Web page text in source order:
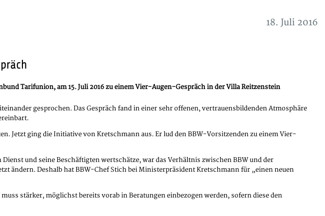
18. Juli 2016
Tarifunion, am 15. Juli 2016 zu einem Vier-Augen-Gespräch in der Villa Reitzenstein
gesprochen. Das Gespräch fand in einer sehr offenen, vertrauensbildenden Atmosphäre
Jetzt ging die Initiative von Kretschmann aus. Er lud den BBW-Vorsitzenden zu einem Vier-
und seine Beschäftigten wertschätze, war das Verhältnis zwischen BBW und der
ändern. Deshalb hat BBW-Chef Stich bei Ministerpräsident Kretschmann für „einen neuen
stärker, möglichst bereits vorab in Beratungen einbezogen werden, sofern diese den